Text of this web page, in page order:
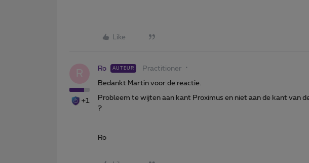
Like
R
+1
Ro AUTEUR Practitioner
Bedankt Martin voor de reactie.
Probleem te wijten aan kant Proximus en niet aan de kant van
?
Ro